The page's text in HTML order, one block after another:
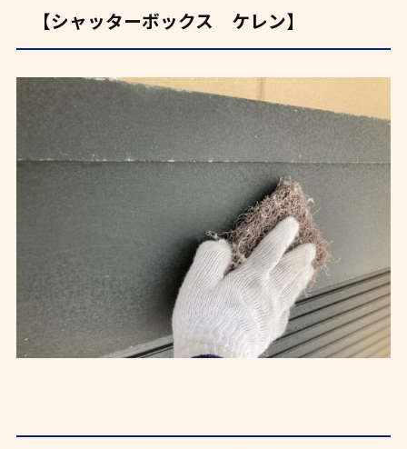
【シャッターボックス ケレン】